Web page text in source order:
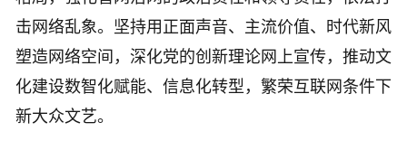
击网络乱象。坚持用正面声音、主流价值、时代新风
塑造网络空间，深化党的创新理论网上宣传，推动文
化建设数智化赋能、信息化转型，繁荣互联网条件下
新大众文艺。